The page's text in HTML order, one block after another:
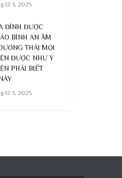
12 3, 2025
ĐÌNH ĐƯỢC
BÌNH AN ÂM
THÁI MỌI
ĐƯỢC NHƯ Ý
PHẢI BIẾT
12 3, 2025